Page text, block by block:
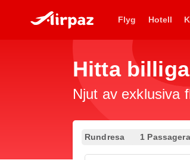
Flyg Hotell
Hitta
Njut av exklusiva
Rundresa 1